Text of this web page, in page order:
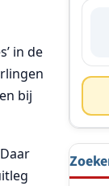
in de
bij